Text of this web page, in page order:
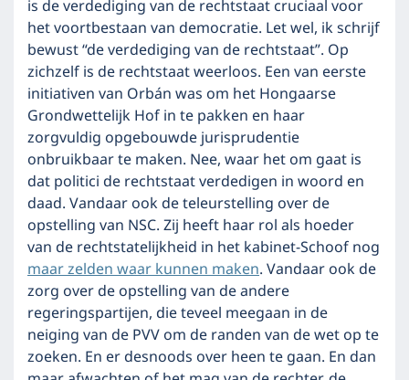
is de verdediging van de rechtstaat cruciaal voor
het voortbestaan van democratie. Let wel, ik schrijf
bewust “de verdediging van de rechtstaat”. Op
zichzelf is de rechtstaat weerloos. Een van eerste
initiativen van Orbán was om het Hongaarse
Grondwettelijk Hof in te pakken en haar
zorgvuldig opgebouwde jurisprudentie
onbruikbaar te maken. Nee, waar het om gaat is
dat politici de rechtstaat verdedigen in woord en
daad. Vandaar ook de teleurstelling over de
opstelling van NSC. Zij heeft haar rol als hoeder
van de rechtstatelijkheid in het kabinet-Schoof nog
maar zelden waar kunnen maken. Vandaar ook de
zorg over de opstelling van de andere
regeringspartijen, die teveel meegaan in de
neiging van de PVV om de randen van de wet op te
zoeken. En er desnoods over heen te gaan. En dan